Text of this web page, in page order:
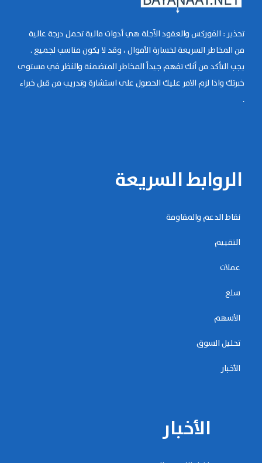
تحذير : الفوركس والعقود الآجلة هي أدوات مالية تحمل درجة عالية
من المخاطر السريعة لخسارة الأموال ، وقد لا يكون مناسب لجميع .
يجب التأكد من أنك تفهم جيداً المخاطر المتضمنة والنظر في مستوى
خبرتك واذا لزم الامر عليك الحصول على استشارة وتدريب من قبل خبراء
.
الروابط السريعة
نقاط الدعم والمقاومة
التقييم
عملات
سلع
الأسهم
تحليل السوق
الأخبار
الأخبار